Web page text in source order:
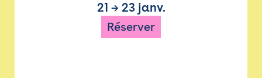
21 → 23 janv.
Réserver